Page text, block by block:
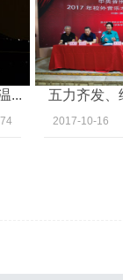
五力齐发、继
2017-10-16